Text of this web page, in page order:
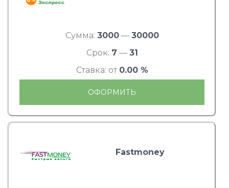
Сумма: 3000— 30000
Срок: 7 — 31
Ставка: от 0.00 %
ОФОРМИТЬ
Fastmoney